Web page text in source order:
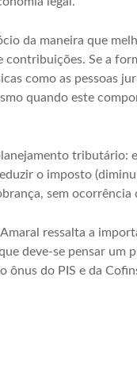
da maneira que
Se a
como as pessoas
quando este
tributário:
o imposto
sem ocorrência
ressalta a
deve-se pensar um
ônus do PIS e da